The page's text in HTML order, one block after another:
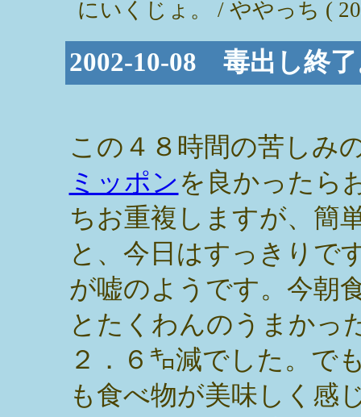
にいくじょ。 / ややっち (
2002-10-08 毒出し終
この４８時間の苦しみ
ミッポンを良かったら
ちお重複しますが、簡
と、今日はすっきりで
が嘘のようです。今朝
とたくわんのうまかっ
２．６㌔減でした。で
も食べ物が美味しく感